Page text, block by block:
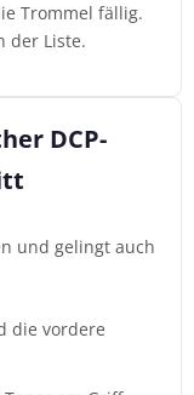
Trommel fällig.
der Liste.
DCP-
und gelingt auch
die vordere